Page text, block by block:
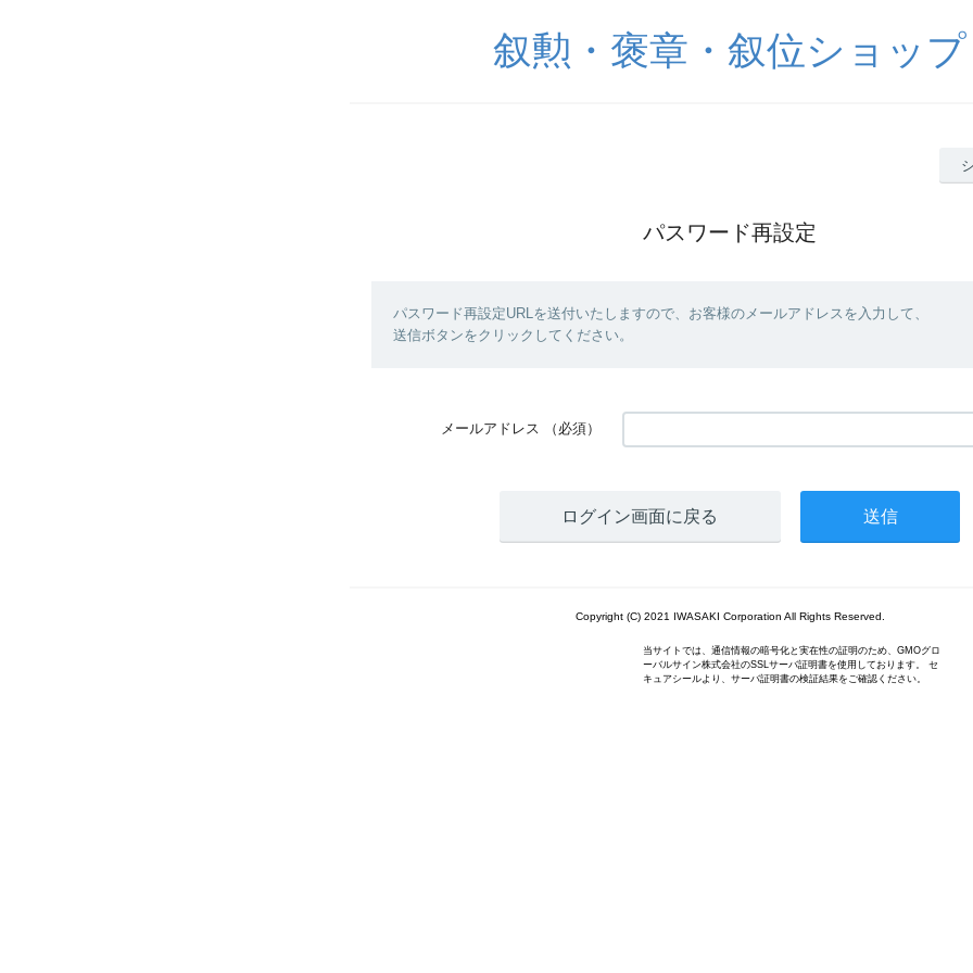
叙勲・褒章・叙位ショップ
パスワード再設定
パスワード再設定URLを送付いたしますので、お客様のメールアドレスを入力して、
送信ボタンをクリックしてください。
メールアドレス （必須）
ログイン画面に戻る
Copyright (C) 2021 IWASAKI Corporation All Rights Reserved.
当サイトでは、通信情報の暗号化と実在性の証明のため、GMOグロ
ーバルサイン株式会社のSSLサーバ証明書を使用しております。 セ
キュアシールより、サーバ証明書の検証結果をご確認ください。